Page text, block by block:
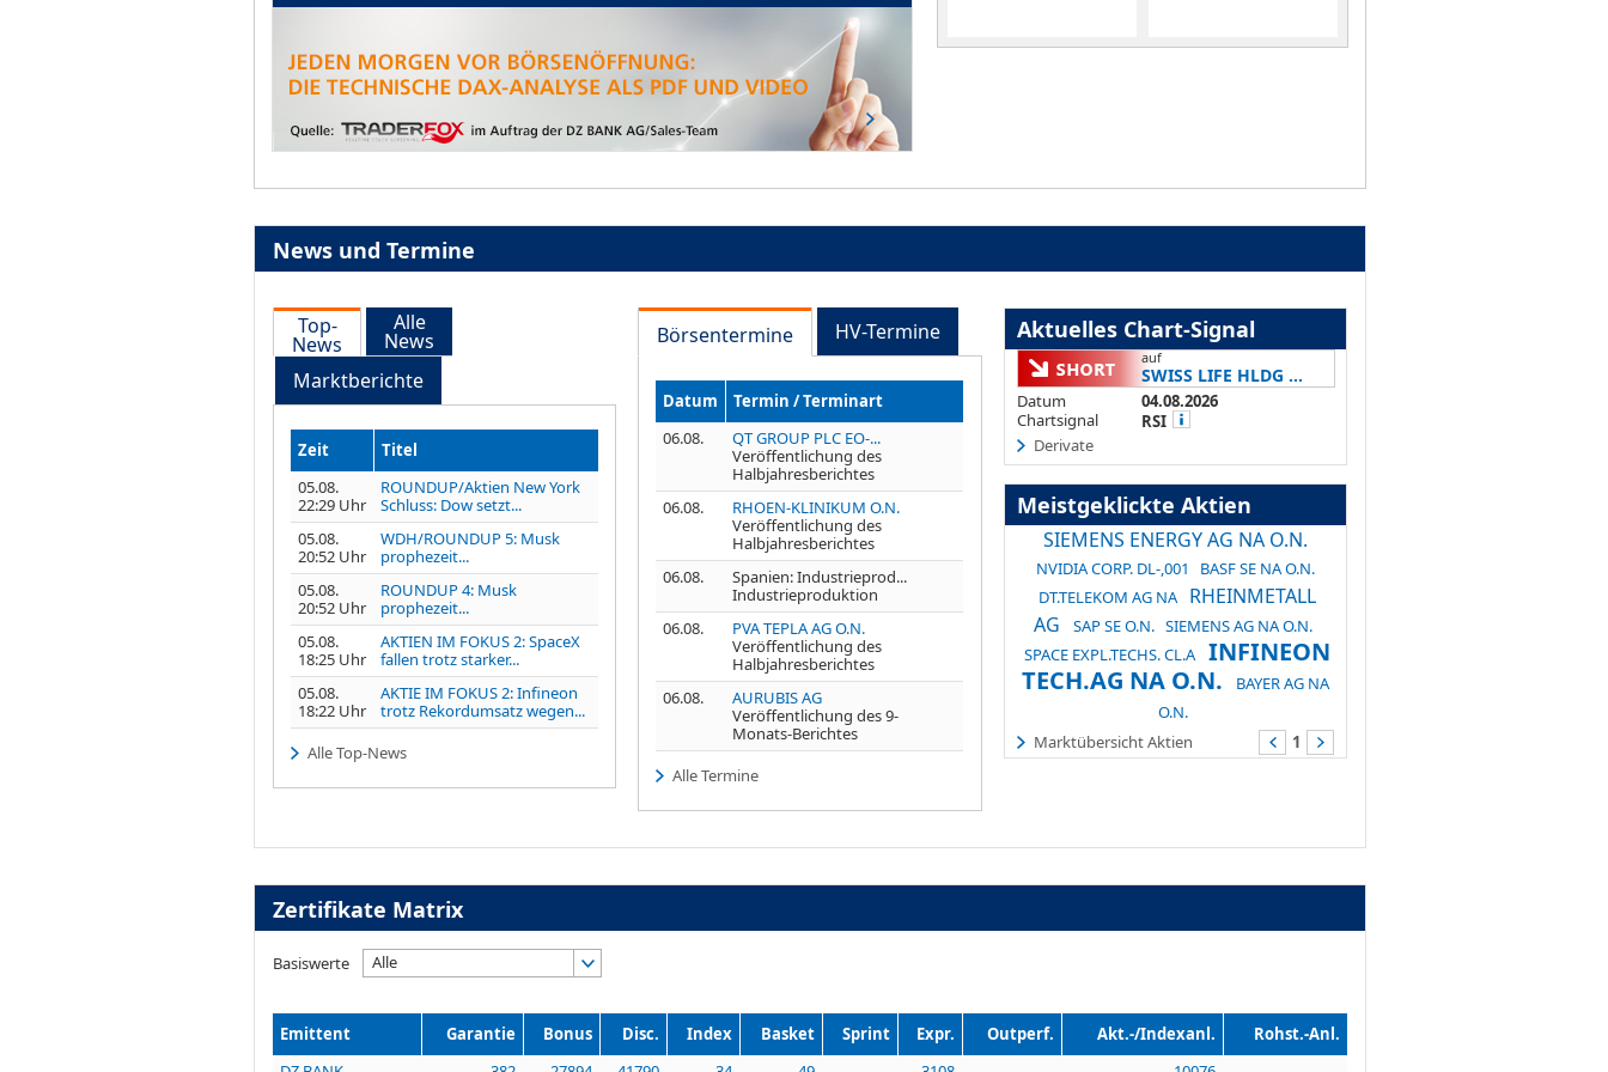
News und Termine
Top-
News
Alle
News
Marktberichte
Zeit
Titel
05.08.
22:29 Uhr
ROUNDUP/Aktien New York
Schluss: Dow setzt...
05.08.
20:52 Uhr
WDH/ROUNDUP 5: Musk
prophezeit...
05.08.
20:52 Uhr
ROUNDUP 4: Musk
prophezeit...
05.08.
18:25 Uhr
AKTIEN IM FOKUS 2: SpaceX
fallen trotz starker...
05.08.
18:22 Uhr
AKTIE IM FOKUS 2: Infineon
trotz Rekordumsatz wegen...
Alle Top-News
Börsentermine HV-Termine
Datum
Termin / Terminart
06.08.
QT GROUP PLC EO-...
Veröffentlichung des
Halbjahresberichtes
06.08.
RHOEN-KLINIKUM O.N.
Veröffentlichung des
Halbjahresberichtes
06.08.
Spanien: Industrieprod...
Industrieproduktion
06.08.
PVA TEPLA AG O.N.
Veröffentlichung des
Halbjahresberichtes
06.08.
AURUBIS AG
Veröffentlichung des 9-
Monats-Berichtes
Alle Termine
Aktuelles Chart-Signal
auf
SWISS LIFE HLDG ...
Datum
04.08.2026
Chartsignal
RSI
Derivate
Meistgeklickte Aktien
SIEMENS ENERGY AG NA O.N.
NVIDIA CORP. DL-,001
BASF SE NA O.N.
DT.TELEKOM AG NA
RHEINMETALL
AG
SAP SE O.N. SIEMENS AG NA O.N.
SPACE EXPL.TECHS. CL.A
INFINEON
TECH.AG NA O.N.
BAYER AG NA
O.N.
Marktübersicht Aktien
1
Zertifikate Matrix
Basiswerte Alle
Emittent Garantie Bonus Disc. Index Basket Sprint Expr. Outperf. Akt.-/Indexanl.
Rohst.-Anl.